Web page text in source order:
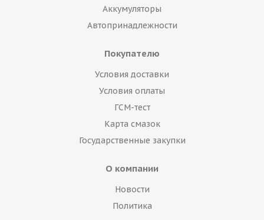
Аккумуляторы
Автопринадлежности
Покупателю
Условия доставки
Условия оплаты
ГСМ-тест
Карта смазок
Государственные закупки
О компании
Новости
Политика